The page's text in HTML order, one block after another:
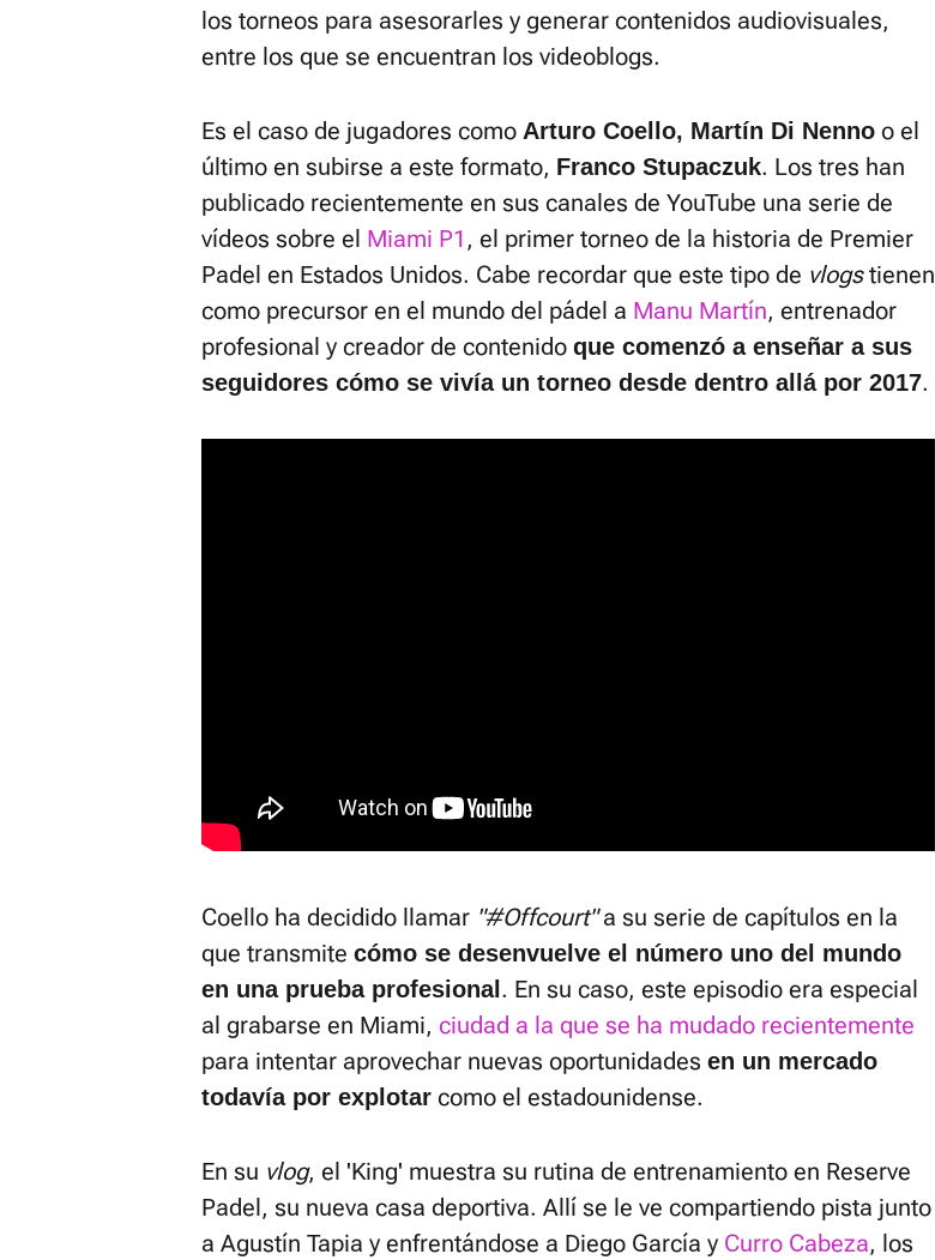
los torneos para asesorarles y generar contenidos audiovisuales,
entre los que se encuentran los videoblogs.
Es el caso de jugadores como Arturo Coello, Martín Di Nenno o el
último en subirse a este formato, Franco Stupaczuk. Los tres han
publicado recientemente en sus canales de YouTube una serie de
vídeos sobre el Miami P1 , el primer torneo de la historia de Premier
Padel en Estados Unidos. Cabe recordar que este tipo de vlogstienen
como precursor en el mundo del pádel a Manu Martín, entrenador
profesional y creador de contenido que comenzó a enseñar a sus
seguidores cómo se vivía un torneo desde dentro allá por 2017.
Coello ha decidido llamar "#Offcourt"a su serie de capítulos en la
que transmite cómo se desenvuelve el número uno del mundo
en una prueba profesional . En su caso, este episodio era especial
al grabarse en Miami, ciudad a la que se ha mudado recientemente
para intentar aprovechar nuevas oportunidades en un mercado
todavía por explotar como el estadounidense.
En su vlog, el 'King' muestra su rutina de entrenamiento en Reserve
Padel, su nueva casa deportiva. Allí se le ve compartiendo pista junto
a Agustín Tapia y enfrentándose a Diego García y Curro Cabeza, los